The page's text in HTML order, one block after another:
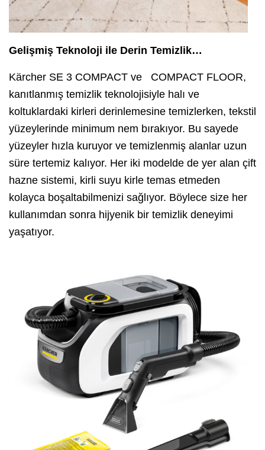
Gelişmiş Teknoloji ile Derin Temizlik…
Kärcher SE 3 COMPACT ve COMPACT FLOOR,
kanıtlanmış temizlik teknolojisiyle halı ve
koltuklardaki kirleri derinlemesine temizlerken, tekstil
yüzeylerinde minimum nem bırakıyor. Bu sayede
yüzeyler hızla kuruyor ve temizlenmiş alanlar uzun
süre tertemiz kalıyor. Her iki modelde de yer alan çift
hazne sistemi, kirli suyu kirle temas etmeden
kolayca boşaltabilmenizi sağlıyor. Böylece size her
kullanımdan sonra hijyenik bir temizlik deneyimi
yaşatıyor.